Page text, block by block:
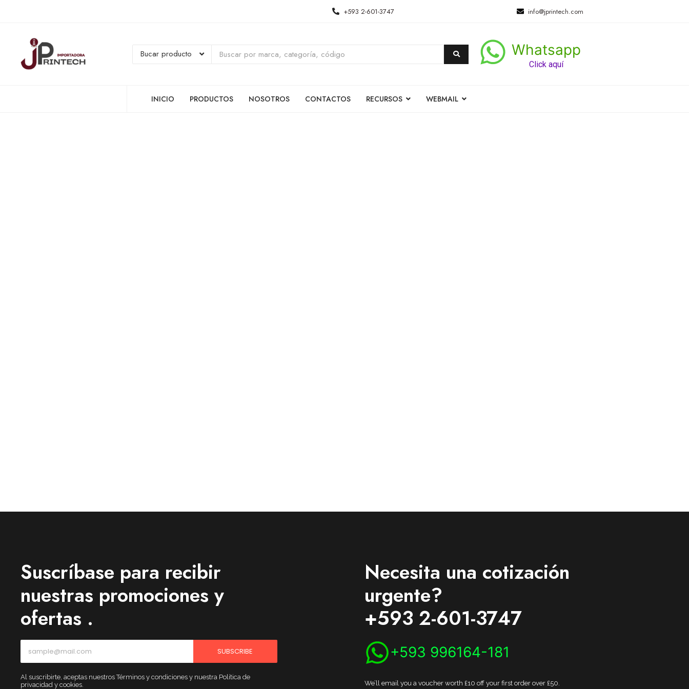
+593 2-601-3747 info@jprintech.com
Whatsapp
Click aquí
INICIO PRODUCTOS NOSOTROS CONTACTOS RECURSOS WEBMAIL
Suscríbase para recibir
nuestras promociones y
ofertas .
SUBSCRIBE
Al suscribirte, aceptas nuestros Términos y condiciones y nuestra Política de
privacidad y cookies.
Necesita una cotización
urgente?
+593 2-601-3747
+593 996164-181
We’ll email you a voucher worth £10 off your first order over £50.